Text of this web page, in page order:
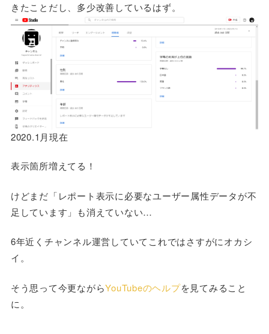
きたことだし、多少改善しているはず。
2020.1月現在
表示箇所増えてる！
けどまだ「レポート表示に必要なユーザー属性データが不
足しています」も消えていない…
6年近くチャンネル運営していてこれではさすがにオカシ
イ。
そう思って今更ながらYouTubeのヘルプを見てみること
に。